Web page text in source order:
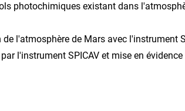
photochimiques existant dans
l'atmosphère de Mars avec l'instrument
l'instrument SPICAV et mise en